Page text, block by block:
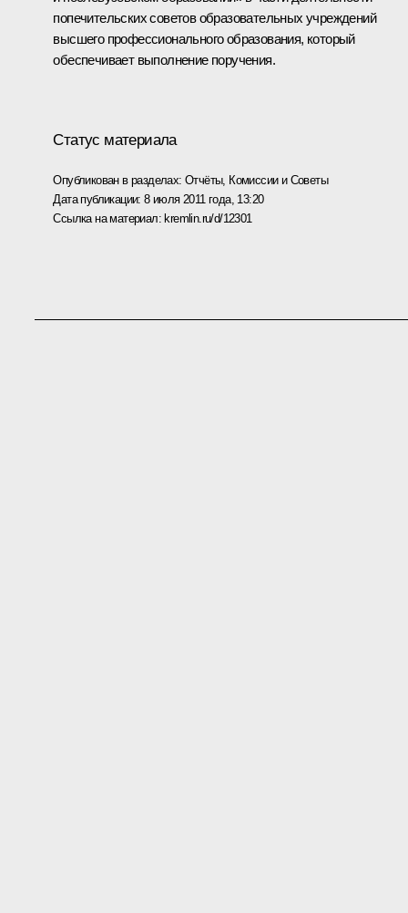
попечительских советов образовательных учреждений
высшего профессионального образования, который
обеспечивает выполнение поручения.
Статус материала
Опубликован в разделах: Отчёты, Комиссии и Советы
Дата публикации:8 июля 2011 года, 13:20
Ссылка на материал:kremlin.ru/d/12301